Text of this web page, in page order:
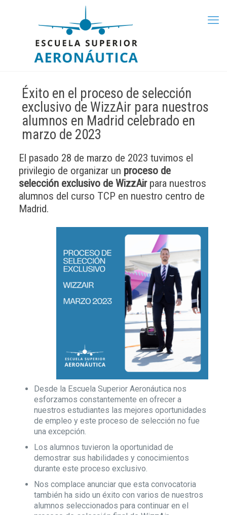
Éxito en el proceso de selección
exclusivo de WizzAir para nuestros
alumnos en Madrid celebrado en
marzo de 2023
El pasado 28 de marzo de 2023 tuvimos el
privilegio de organizar un proceso de
selección exclusivo de WizzAir para nuestros
alumnos del curso TCP en nuestro centro de
Madrid.
Desde la Escuela Superior Aeronáutica nos
esforzamos constantemente en ofrecer a
nuestros estudiantes las mejores oportunidades
de empleo y este proceso de selección no fue
una excepción.
Los alumnos tuvieron la oportunidad de
demostrar sus habilidades y conocimientos
durante este proceso exclusivo.
Nos complace anunciar que esta convocatoria
también ha sido un éxito con varios de nuestros
alumnos seleccionados para continuar en el